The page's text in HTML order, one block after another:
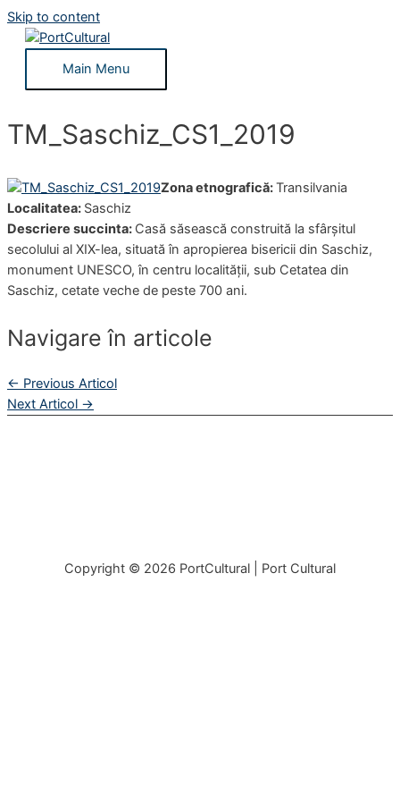
Skip to content
Main Menu
TM_Saschiz_CS1_2019
Zona etnografică:Transilvania
Localitatea: Saschiz
Descriere succinta: Casă săsească construită la sfârșitul
secolului al XIX-lea, situată în apropierea bisericii din Saschiz,
monument UNESCO, în centru localității, sub Cetatea din
Saschiz, cetate veche de peste 700 ani.
Navigare în articole
← Previous Articol
Next Articol →
Copyright © 2026 PortCultural | Port Cultural